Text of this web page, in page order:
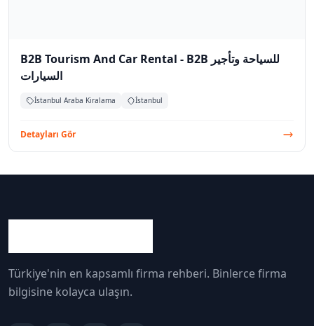
B2B Tourism And Car Rental - B2B للسياحة وتأجير
السيارات
İstanbul Araba Kiralama İstanbul
Detayları Gör
Türkiye'nin en kapsamlı firma rehberi. Binlerce firma
bilgisine kolayca ulaşın.